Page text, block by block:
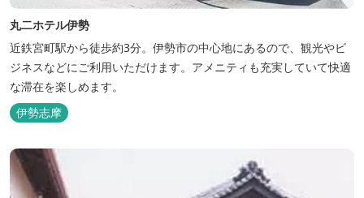
丸二ホテル伊勢
近鉄宮町駅から徒歩約3分。伊勢市の中心地にあるので、観光やビ
ジネスなどにご利用いただけます。アメニティも充実していて快適
な滞在を楽しめます。
伊勢志摩